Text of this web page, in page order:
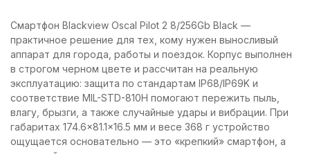
Смартфон Blackview Oscal Pilot 2 8/256Gb Black —
практичное решение для тех, кому нужен выносливый
аппарат для города, работы и поездок. Корпус выполнен
в строгом черном цвете и рассчитан на реальную
эксплуатацию: защита по стандартам IP68/IP69K и
соответствие MIL-STD-810H помогают пережить пыль,
влагу, брызги, а также случайные удары и вибрации. При
габаритах 174.6×81.1×16.5 мм и весе 368 г устройство
ощущается основательно — это «крепкий» смартфон, а